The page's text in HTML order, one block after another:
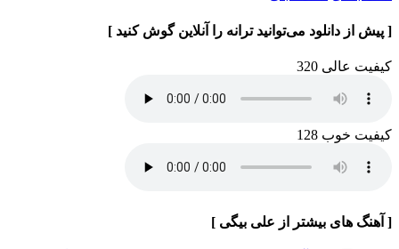
[ پیش از دانلود می‌توانید ترانه را آنلاین گوش کنید ]
کیفیت عالی 320
کیفیت خوب 128
[ آهنگ های بیشتر از علی بیگی ]